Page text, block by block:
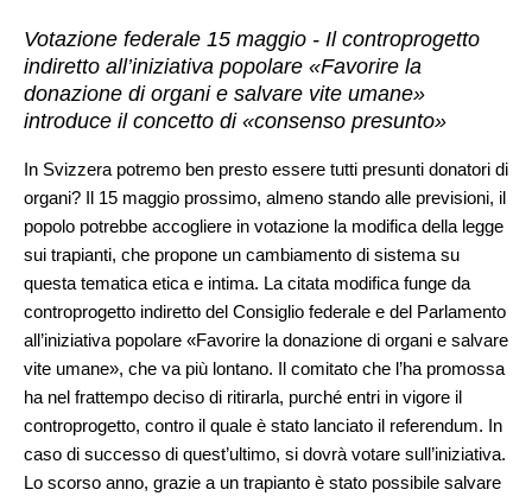
Votazione federale 15 maggio - Il controprogetto
indiretto all’iniziativa popolare «Favorire la
donazione di organi e salvare vite umane»
introduce il concetto di «consenso presunto»
In Svizzera potremo ben presto essere tutti presunti donatori di
organi? Il 15 maggio prossimo, almeno stando alle previsioni, il
popolo potrebbe accogliere in votazione la modifica della legge
sui trapianti, che propone un cambiamento di sistema su
questa tematica etica e intima. La citata modifica funge da
controprogetto indiretto del Consiglio federale e del Parlamento
all’iniziativa popolare «Favorire la donazione di organi e salvare
vite umane», che va più lontano. Il comitato che l’ha promossa
ha nel frattempo deciso di ritirarla, purché entri in vigore il
controprogetto, contro il quale è stato lanciato il referendum. In
caso di successo di quest’ultimo, si dovrà votare sull’iniziativa.
Lo scorso anno, grazie a un trapianto è stato possibile salvare